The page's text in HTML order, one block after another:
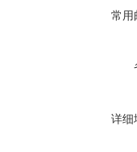
常用
详细